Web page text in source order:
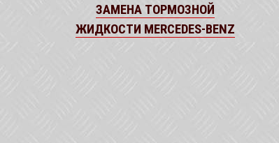
ЗАМЕНА ТОРМОЗНОЙ
ЖИДКОСТИ MERCEDES-BENZ